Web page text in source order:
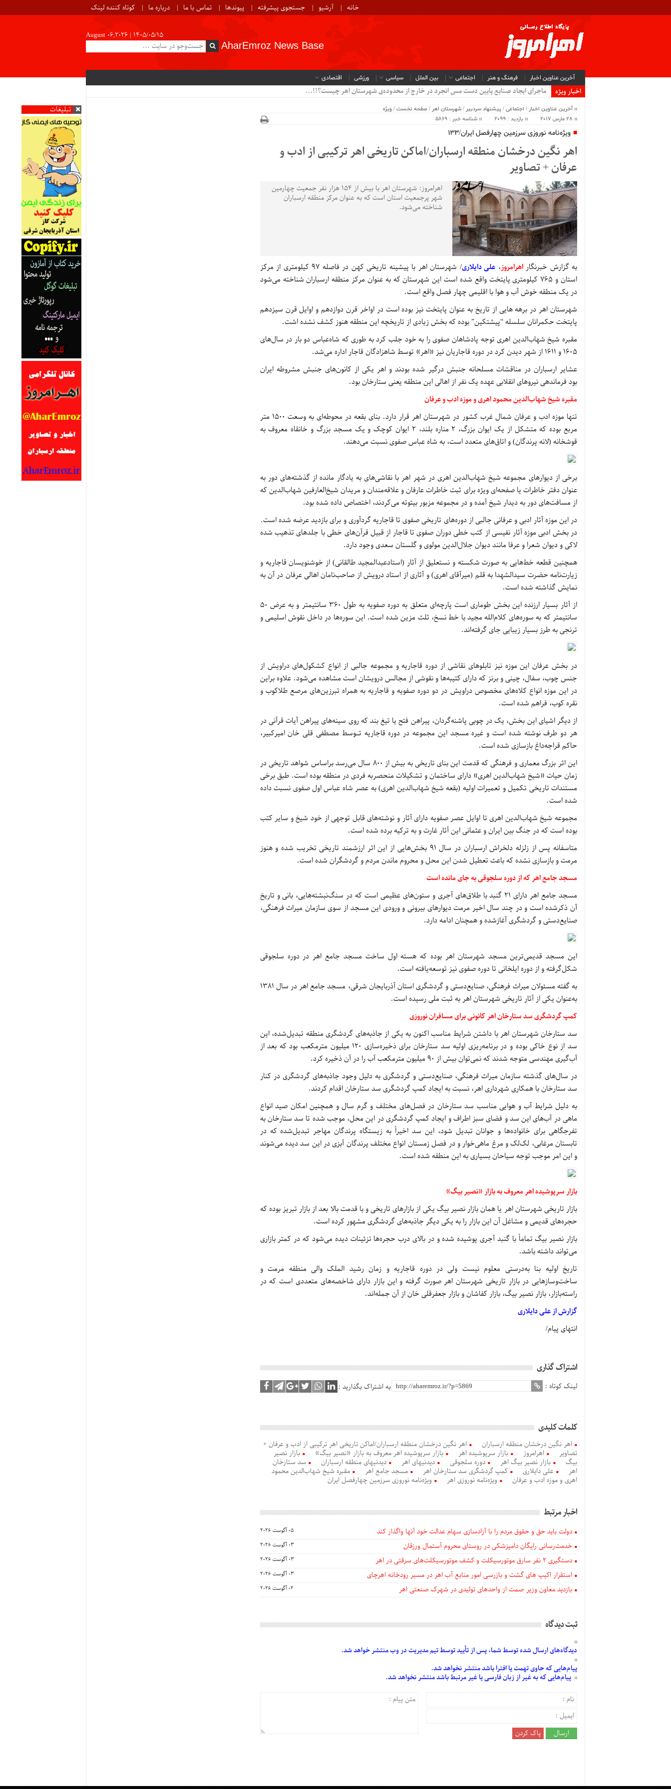
خانه آرشیو جستجوی پیشرفته پیوندها تماس با ما درباره ما کوتاه کننده لینک
August 06,2026 | ۱۴۰۵/۰۵/۱۵
AharEmroz News Base
آخرین عناوین اخبار فرهنگ و هنر اجتماعی بین الملل سیاسی ورزشی اقتصادی
اخبار ویژه
ماجرای ایجاد صنایع پایین دست مس انجرد در خارج از محدوده‌ی شهرستان اهر چیست؟!!...
تبلیغات
آخرین عناوین اخبار / اجتماعی/پیشنهاد سردبیر /شهرستان اهر /صفحه نخست/ ویژه
28 مارس 2017
بازدید : 2099 شناسه خبر : 5869
ویژه‌نامه نوروزی سرزمین چهارفصل ایران/۱۳۳
اهر نگین درخشان منطقه ارسباران/اماکن تاریخی اهر ترکیبی از ادب و
عرفان + تصاویر
اهرامروز: شهرستان اهر با بیش از ۱۵۴ هزار نفر جمعیت چهارمین
شهر پرجمعیت استان است که به عنوان مرکز منطقه ارسباران
شناخته می‌شود.
به گزارش خبرنگاراهرامروز، علی دایلاری
/ شهرستان اهر با پیشینه تاریخی کهن در فاصله 97 کیلومتری از مرکز
استان و 765 کیلومتری پایتخت واقع‌ شده ‌است این شهرستان که به عنوان مرکز منطقه ارسباران شناخته می‌شود
در یک منطقه خوش آب و هوا با اقلیمی چهار فصل واقع است.
شهرستان اهر در برهه هایی از تاریخ به عنوان پایتخت نیز بوده است در اواخر قرن دوازدهم و اوایل قرن سیزدهم
پایتخت حکمرانان سلسله “پیشتکین” بوده که بخش زیادی از تاریخچه این منطقه هنوز کشف نشده اشت.
مقبره شیخ شهاب‌الدین اهری توجه پادشاهان صفوی را به خود جلب کرد به طوری که شاه‌عباس دو بار در سال‌های
1605 و 1611 از شهر دیدن کرد در دوره قاجاریان نیز «اهر» توسط شاهزادگان قاجار اداره می‌شد.
عشایر ارسباران در مناقشات مسلحانه جنبش درگیر شده بودند و اهر یکی از کانون‌های جنبش مشروطه ایران
بود فرماندهی نیروهای انقلابی عهده یک نفر از اهالی این منطقه یعنی ستارخان بود.
مقبره شیخ شهاب‌الدین محمود اهری و موزه ادب و عرفان
تنها موزه ادب و عرفان شمال غرب کشور در شهرستان اهر قرار دارد. بنای بقعه در محوطه‌ای به وسعت 1500 متر
مربع بوده که متشکل از یک ایوان بزرگ، 2 مناره بلند، 2 ایوان کوچک و یک مسجد بزرگ و خانقاه معروف به
قوشخانه (لانه پرندگان) و اتاق‌های متعدد است، به شاه عباس صفوی نسبت می‌دهند.
برخی از دیوارهای مجموعه شیخ شهاب‌الدین اهری در شهر اهر با نقاشی‌های به یادگار مانده از گذشته‌های دور به‌
عنوان دفتر خاطرات یا صفحه‌ای ویژه برای ثبت خاطرات عارفان و علاقه‌مندان و مریدان شیخ‌العارفین شهاب‌الدین که
از مسافت‌های دور به دیدار شیخ آمده و در مجموعه مزبور بیتوته می‌کردند، اختصاص داده شده بود.
در این موزه آثار ادبی و عرفانی جالبی از دوره‌های تاریخی صفوی تا قاجاریه گردآوری و برای بازدید عرضه شده است.
در بخش ادبی موزه آثار نفیسی از کتب خطی دوران صفوی تا قاجار از قبیل قرآن‌های خطی با جلدهای تذهیب شده
لاکی و دیوان شعرا و عرفا مانند دیوان جلال‌الدین مولوی و گلستان سعدی وجود دارد.
همچنین قطعه خط‌هایی به صورت شکسته و نستعلیق از آثار (استادعبدالمجید طالقانی) از خوشنویسان قاجاریه و
زیارت‌نامه حضرت سیدالشهدا به قلم (میرآقای اهری) و آثاری از استاد درویش از صاحب‌نامان اهالی عرفان در آن به
نمایش گذاشته شده است.
از آثار بسیار ارزنده این بخش طوماری است پارچه‌ای متعلق به دوره صفویه به طول 360 سانتیمتر و به عرض 50
سانتیمتر که به سوره‌های کلام‌الله مجید با خط نسخ، ثلث مزین شده است. این سوره‌ها در داخل نقوش اسلیمی و
ترنجی به طرز بسیار زیبایی جای گرفته‌اند.
در بخش عرفان این موزه نیز تابلوهای نقاشی از دوره قاجاریه و مجموعه جالبی از انواع کشکول‌های دراویش از
جنس چوب، سفال، چینی و برنز که دارای کتیبه‌ها و نقوشی از مجالس درویشان است مشاهده می‌شود. علاوه براین
در این موزه انواع کلاه‌های مخصوص دراویش در دو دوره صفویه و قاجاریه به همراه تبرزین‌های مرصع طلاکوب و
نقره کوب، فراهم شده است.
از دیگر اشیای این بخش، یک در چوبی پاشنه‌گردان، پیراهن فتح یا تیغ بند که روی سینه‌های پیراهن آیات قرآنی در
هر دو طرف نوشته شده است و غیره مسجد این مجموعه در دوره قاجاریه تـوسط مصطفی قلی خان امیرکبیر،
حاکم قراجه‌داغ بازسازی شده است.
این اثر بزرگ معماری و فرهنگی که قدمت این بنای تاریخی به بیش از 800 سال می‌رسد براساس شواهد تاریخی در
زمان حیات «شیخ شهاب‌الدین اهری» دارای ساختمان و تشکیلات منحصربه ‌فردی در منطقه بوده است. طبق برخی
مستندات تاریخی تکمیل و تعمیرات اولیه (بقعه شیخ شهاب‌الدین اهری) به عصر شاه عباس اول صفوی نسبت داده
شده است.
مجموعه شیخ شهاب‌الدین اهری تا اوایل عصر صفویه دارای آثار و نوشته‌های قابل توجهی از خود شیخ و سایر کتب
بوده است که در جنگ بین ایران و عثمانی این آثار غارت و به ترکیه برده شده است.
متاسفانه پس از زلزله دلخراش ارسباران در سال 91 بخش‌هایی از این اثر ارزشمند تاریخی تخریب شده و هنوز
مرمت و بازسازی نشده که باعث تعطیل شدن این محل و محروم ماندن مردم و گردشگران شده است.
مسجد جامع اهر که از دوره سلجوقی به جای مانده است
مسجد جامع اهر دارای 21 گنبد با طلاق‌های آجری و ستون‌های عظیمی است که در سنگ‌نبشته‌هایی، بانی و تاریخ
آن ذکرشده است و در چند سال اخیر مرمت دیوارهای بیرونی و ورودی این مسجد از سوی سازمان میراث فرهنگی،
صنایع‌دستی و گردشگری آغازشده و همچنان ادامه دارد.
این مسجد قدیمی‌ترین مسجد شهرستان اهر بوده که هسته اول ساخت مسجد جامع اهر در دوره سلجوقی
شکل‌گرفته و از دوره ایلخانی تا دوره صفوی نیز توسعه‌یافته است.
به گفته مسئولان میراث فرهنگی، صنایع‌دستی و گردشگری استان آذربایجان شرقی، مسجد جامع اهر در سال 1381
به‌عنوان یکی از آثار تاریخی شهرستان اهر به ثبت ملی رسیده است.
کمپ گردشگری سد ستارخان اهر کانونی برای مسافران نوروزی
سد ستارخان شهرستان اهر با داشتن شرایط مناسب اکنون به یکی از جاذبه‌های گردشگری منطقه تبدیل‌شده، این
سد از نوع خاکی بوده و در برنامه‌ریزی اولیه سد ستارخان برای ذخیره‌سازی 120 میلیون مترمکعب بود که بعد از
آب‌گیری مهندسی متوجه شدند که نمی‌توان بیش از 90 میلیون مترمکعب آب را در آن ذخیره کرد.
در سال‌های گذشته سازمان میراث فرهنگی، صنایع‌دستی و گردشگری به دلیل وجود جاذبه‌های گردشگری در کنار
سد ستارخان با همکاری شهرداری اهر، نسبت به ایجاد کمپ گردشگری سد ستارخان اقدام کردند.
به دلیل شرایط آب و هوایی مناسب سد ستارخان در فصل‌های مختلف و گرم سال و همچنین امکان صید انواع
ماهی در آب‌های این سد و فضای سبز اطراف و ایجاد کمپ گردشگری در این محل، موجب شده تا سد ستارخان به
تفرجگاهی برای خانواده‌ها و جوانان تبدیل شود، این سد اخیراً به زیستگاه پرندگان مهاجر تبدیل‌شده که در
تابستان مرغابی، لک‌لک و مرغ ماهی‌خوار و در فصل زمستان انواع مختلف پرندگان آبزی در این سد دیده می‌شوند
و این امر موجب توجه سیاحان بسیاری به این منطقه شده است.
بازار سرپوشیده اهر معروف به بازار «نصیر بیگ»
بازار تاریخی شهرستان اهر یا همان بازار نصیر بیگ یکی از بازارهای تاریخی و با قدمت بالا بعد از بازار تبریز بوده که
حجره‌های قدیمی و مشاغل آن این بازار را به یکی دیگر جاذبه‌های گردشگری مشهور کرده است.
بازار نصیر بیگ تماماً با گنبد آجری پوشیده شده و در بالای درب حجره‌ها تزئینات دیده می‌شود که در کمتر بازاری
می‌تواند داشته باشد.
تاریخ اولیه بنا به‌درستی معلوم نیست ولی در دوره قاجاریه و زمان رشید الملک والی منطقه مرمت و
ساخت‌وسازهایی در بازار تاریخی شهرستان اهر صورت گرفته و این بازار دارای شاخصه‌های متعددی است که در
راسته‌بازار، بازار نصیر بیگ، بازار کفاشان و بازار جعفرقلی خان از آن جمله‌اند.
گزارش از علی دایلاری
انتهای پیام/
اشتراک گذاری
لینک کوتاه : به اشتراک بگذارید :
کلمات کلیدی
اهر نگین درخشان منطقه ارسباران
اهر نگین درخشان منطقه ارسباران/اماکن تاریخی اهر ترکیبی از ادب و عرفان +
تصاویر
اهرامروز بازار سرپوشیده اهر بازار سرپوشیده اهر معروف به بازار «نصیر بیگ»
بازار نصیر
بیگ
بازار نصیر بیگ اهر دوره سلجوقی دیدنیهای اهر دیدنیهای منطقه ارسباران
سد ستارخان
اهر
علی دایلاری کمپ گردشگری سد ستارخان اهر مسجد جامع اهر
مقبره شیخ شهاب‌الدین محمود
اهری و موزه ادب و عرفان
ویژه‌نامه نوروزی اهر ویژه‌نامه نوروزی سرزمین چهارفصل ایران
اخبار مرتبط
دولت باید حق و حقوق مردم را با آزادسازی سهام عدالت خود آنها واگذار کند 05 آگوست 2026
خدمت‌رسانی رایگان دامپزشکی در روستای محروم آستمال ورزقان 03 آگوست 2026
دستگيری ۲ نفر سارق موتورسیکلت و کشف موتورسیکلت‌های سرقتی در اهر 03 آگوست 2026
استقرار اکیپ های گشت و بازرسی امور منابع آب اهر در مسیر رودخانه اهرچای 03 آگوست 2026
بازدید معاون وزیر صمت از واحدهای تولیدی در شهرک صنعتی اهر 02 آگوست 2026
ثبت دیدگاه
دیدگاه‌هایارسالشدهتوسط شما، پس از تأییدتوسط تیم مدیریت در وب منتشر خواهد شد.
پیام‌هاییکه حاوی تهمت یا افترا باشد منتشر نخواهد شد.
پیام‌هاییکه به غیر از زبان فارسی یا غیر مرتبط باشد منتشر نخواهد شد.